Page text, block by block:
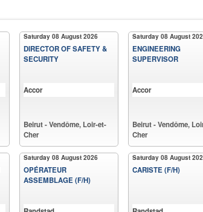
Saturday 08 August 2026
DIRECTOR OF SAFETY &
SECURITY
Accor
Beirut - Vendôme, Loir-et-
Cher
Saturday 08 August 2026
OPÉRATEUR
ASSEMBLAGE (F/H)
Saturday 08 August
ENGINEERING
SUPERVISOR
Accor
Beirut - Vendôme,
Cher
Saturday 08 August
CARISTE (F/H)